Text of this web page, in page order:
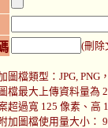
(刪除
圖檔類型：JPG, PNG
檔最大上傳資料量為
超過寬 125 像素、高
加圖檔使用量大小：